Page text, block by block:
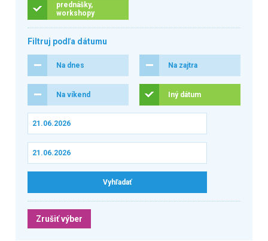
prednášky,
workshopy
Filtruj podľa dátumu
Na dnes Na zajtra
Na víkend Iný dátum
Zrušiť výber